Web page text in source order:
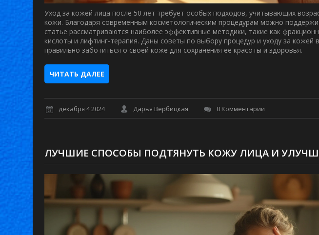
Уход за кожей лица после 50 лет требует особых подходов, учитывающих
кожи. Благодаря современным косметологическим процедурам можно
статье рассматриваются наиболее эффективные методики, такие как
кислоты и лифтинг-терапия. Даны советы по выбору процедур и уходу за кожей
правильно заботиться о своей коже для сохранения её красоты и здоровья.
ЧИТАТЬ ДАЛЕЕ
декабря 4 2024 Дарья Вербицкая 0 Комментарии
ЛУЧШИЕ СПОСОБЫ ПОДТЯНУТЬ КОЖУ ЛИЦА И